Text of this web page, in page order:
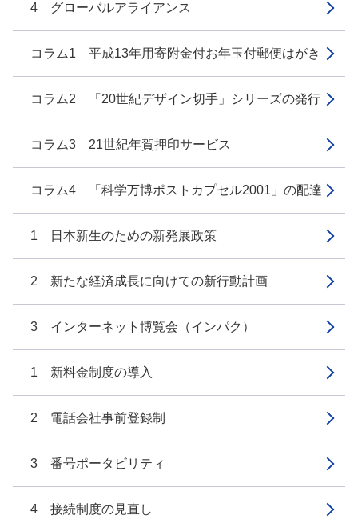
4 グローバルアライアンス
コラム1 平成13年用寄附金付お年玉付郵便はがき
コラム2 「20世紀デザイン切手」シリーズの発行
コラム3 21世紀年賀押印サービス
コラム4 「科学万博ポストカプセル2001」の配達
1 日本新生のための新発展政策
2 新たな経済成長に向けての新行動計画
3 インターネット博覧会（インパク）
1 新料金制度の導入
2 電話会社事前登録制
3 番号ポータビリティ
4 接続制度の見直し